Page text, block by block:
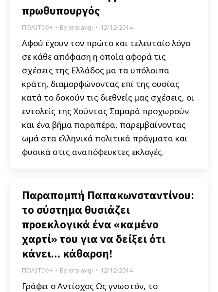
πρωθυπουργός
ΠΟΛΙΤΙΚΗ Byxrisiavgi 12/12/2014
Αφού έχουν τον πρώτο και τελευταίο λόγο
σε κάθε απόφαση η οποία αφορά τις
σχέσεις της Ελλάδος μα τα υπόλοιπα
κράτη, διαμορφώνοντας επί της ουσίας
κατά το δοκούν τις διεθνείς μας σχέσεις, οι
εντολείς της Χούντας Σαμαρά προχωρούν
και ένα βήμα παραπέρα, παρεμβαίνοντας
ωμά στα ελληνικά πολιτικά πράγματα και
φυσικά στις αναπόφευκτες εκλογές.
Παραπομπή Παπακωνσταντίνου:
το σύστημα θυσιάζει
προεκλογικά ένα «καμένο
χαρτί» του για να δείξει ότι
κάνει… κάθαρση!
ΠΟΛΙΤΙΚΗ Byxrisiavgi 12/12/2014
Γράφει ο Αντίοχος Ως γνωστόν, το